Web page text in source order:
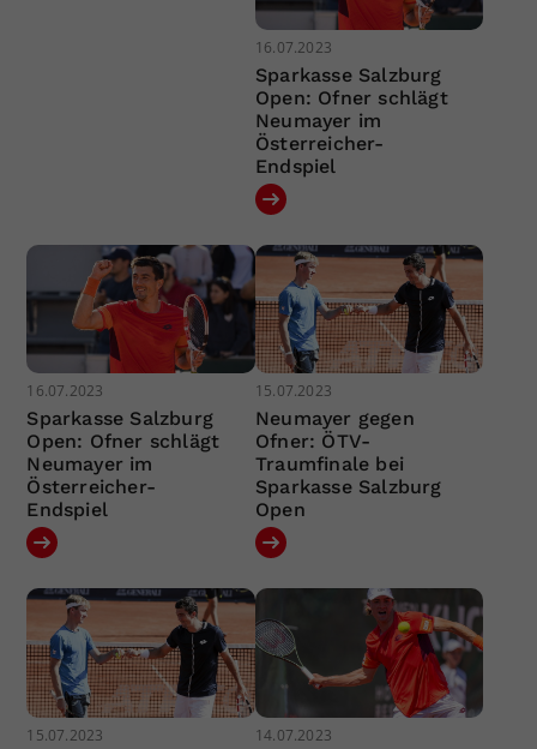
16.07.2023
Sparkasse Salzburg
Open: Ofner schlägt
Neumayer im
Österreicher-
Endspiel
16.07.2023
Sparkasse Salzburg
Open: Ofner schlägt
Neumayer im
Österreicher-
Endspiel
15.07.2023
Neumayer gegen
Ofner: ÖTV-
Traumfinale bei
Sparkasse Salzburg
Open
15.07.2023 14.07.2023